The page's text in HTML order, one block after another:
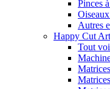
Pinces
Autres
Happy Cut
Tout